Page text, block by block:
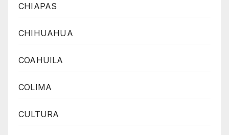
CHIAPAS
CHIHUAHUA
COAHUILA
COLIMA
CULTURA